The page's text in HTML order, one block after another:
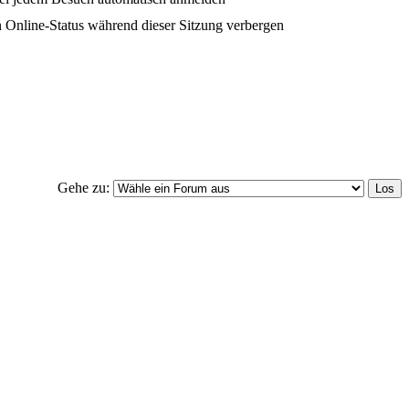
Online-Status während dieser Sitzung verbergen
Gehe zu: